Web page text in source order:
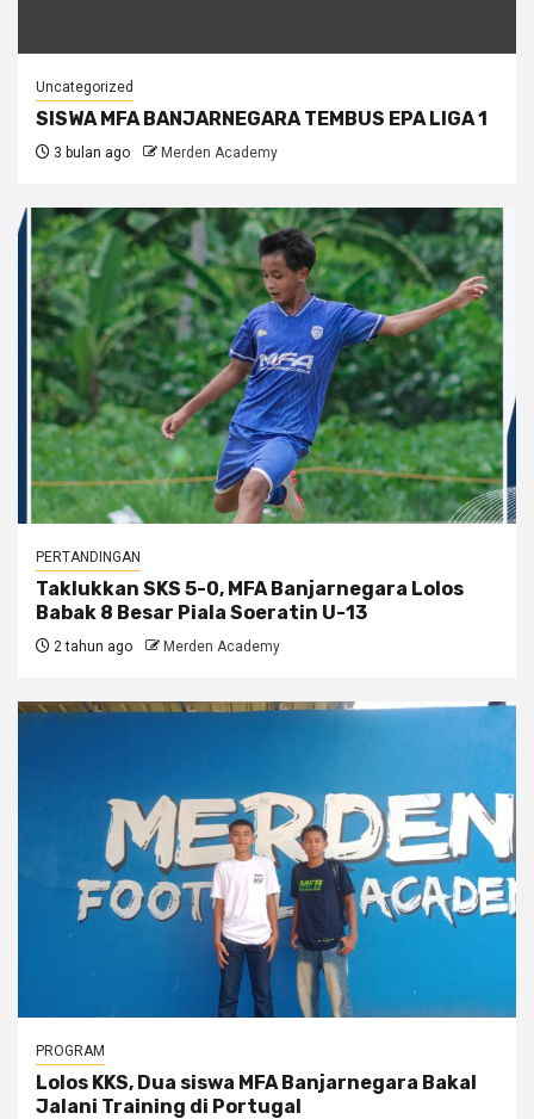
Uncategorized
SISWA MFA BANJARNEGARA TEMBUS EPA LIGA 1
3 bulan ago Merden Academy
PERTANDINGAN
Taklukkan SKS 5-0, MFA Banjarnegara Lolos
Babak 8 Besar Piala Soeratin U-13
2 tahun ago Merden Academy
PROGRAM
Lolos KKS, Dua siswa MFA Banjarnegara Bakal
Jalani Training di Portugal